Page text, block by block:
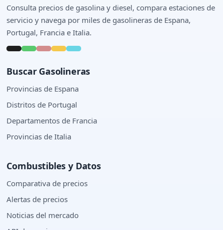
Consulta precios de gasolina y diesel, compara estaciones de
servicio y navega por miles de gasolineras de Espana,
Portugal, Francia e Italia.
Buscar Gasolineras
Provincias de Espana
Distritos de Portugal
Departamentos de Francia
Provincias de Italia
Combustibles y Datos
Comparativa de precios
Alertas de precios
Noticias del mercado